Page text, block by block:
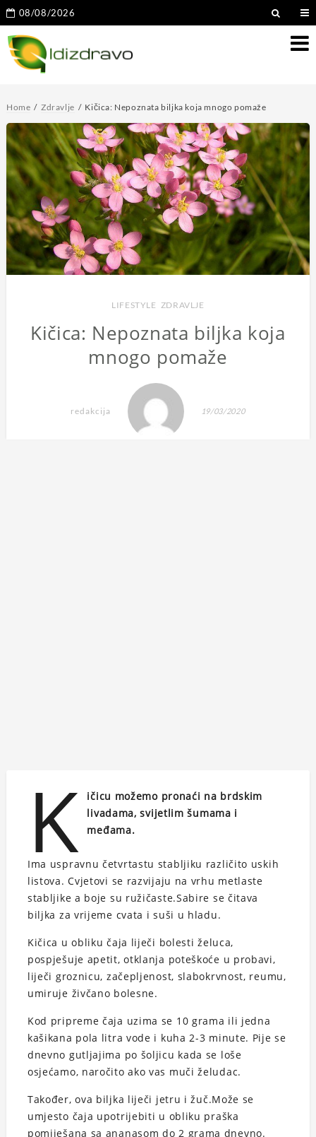
08/08/2026
Home Zdravlje Kičica: Nepoznata biljka koja mnogo pomaže
LIFESTYLE ZDRAVLJE
Kičica: Nepoznata biljka koja
mnogo pomaže
redakcija 19/03/2020
K
ičicu možemo pronaći na brdskim
livadama, svijetlim šumama i
međama.
Ima uspravnu četvrtastu stabljiku različito uskih
listova. Cvjetovi se razvijaju na vrhu metlaste
stabljike a boje su ružičaste.Sabire se čitava
biljka za vrijeme cvata i suši u hladu.
Kičica u obliku čaja liječi bolesti želuca,
pospješuje apetit, otklanja poteškoće u probavi,
liječi groznicu, začepljenost, slabokrvnost, reumu,
umiruje živčano bolesne.
Kod pripreme čaja uzima se 10 grama ili jedna
kašikana pola litra vode i kuha 2-3 minute. Pije se
dnevno gutljajima po šoljicu kada se loše
osjećamo, naročito ako vas muči želudac.
Također, ova biljka liječi jetru i žuč.Može se
umjesto čaja upotrijebiti u obliku praška
pomiješana sa ananasom do 2 grama dnevno.